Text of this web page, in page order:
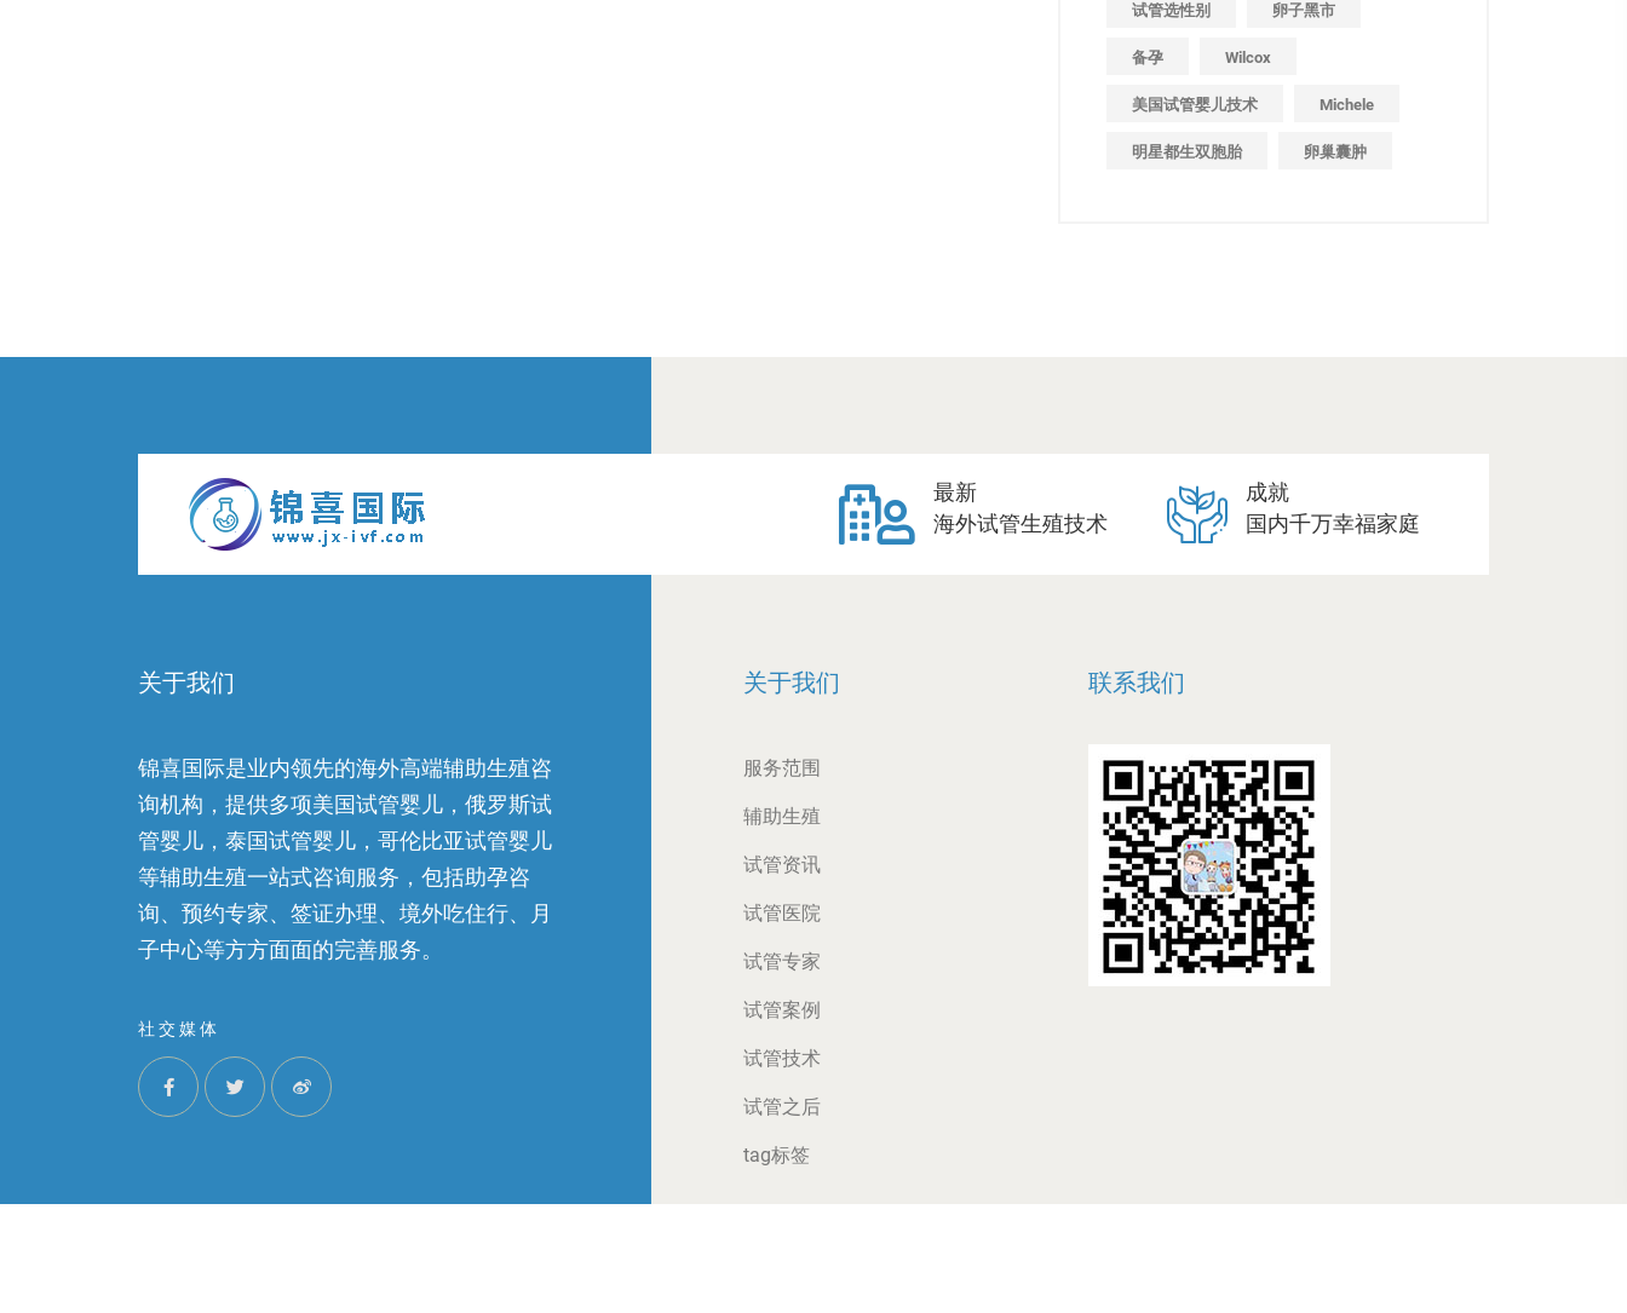
试管选性别 卵子黑市
备孕 Wilcox
美国试管婴儿技术 Michele
明星都生双胞胎 卵巢囊肿
最新
海外试管生殖技术
成就
国内千万幸福家庭
关于我们
锦喜国际是业内领先的海外高端辅助生殖咨
询机构，提供多项美国试管婴儿，俄罗斯试
管婴儿，泰国试管婴儿，哥伦比亚试管婴儿
等辅助生殖一站式咨询服务，包括助孕咨
询、预约专家、签证办理、境外吃住行、月
子中心等方方面面的完善服务。
社交媒体
关于我们
服务范围
辅助生殖
试管资讯
试管医院
试管专家
试管案例
试管技术
试管之后
tag标签
联系我们